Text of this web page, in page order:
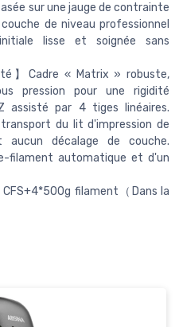
sur une jauge de contrainte
de niveau professionnel
lisse et soignée sans
】Cadre « Matrix » robuste,
pression pour une rigidité
assisté par 4 tiges linéaires.
du lit d'impression de
décalage de couche.
filament automatique et d'un
CFS+4*500g filament（Dans la